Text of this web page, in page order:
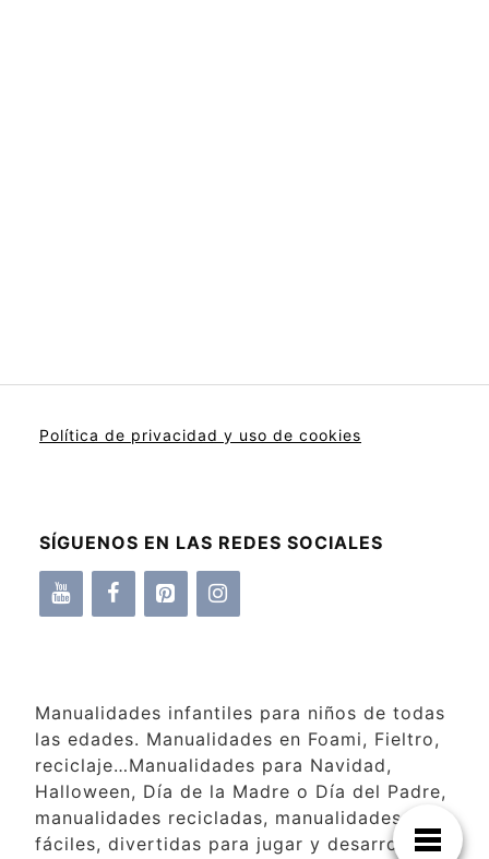
Política de privacidad y uso de cookies
SÍGUENOS EN LAS REDES SOCIALES
Manualidades infantiles para niños de todas
las edades. Manualidades en Foami, Fieltro,
reciclaje…Manualidades para Navidad,
Halloween, Día de la Madre o Día del Padre,
manualidades recicladas, manualidades
fáciles, divertidas para jugar y desarrollar la